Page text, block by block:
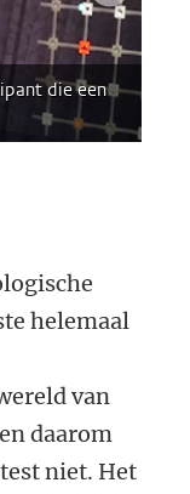
die een
helemaal
van
daarom
niet. Het